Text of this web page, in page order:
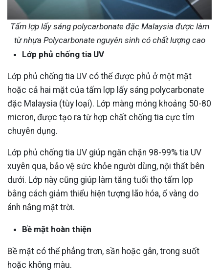
Tấm lợp lấy sáng polycarbonate đặc Malaysia được làm
từ nhựa Polycarbonate nguyên sinh có chất lượng cao
Lớp phủ chống tia UV
Lớp phủ chống tia UV có thể được phủ ở một mặt
hoặc cả hai mặt của tấm lợp lấy sáng polycarbonate
đặc Malaysia (tùy loại). Lớp màng mỏng khoảng 50-80
micron, được tạo ra từ hợp chất chống tia cực tím
chuyên dụng.
Lớp phủ chống tia UV giúp ngăn chặn 98-99% tia UV
xuyên qua, bảo vệ sức khỏe người dùng, nội thất bên
dưới. Lớp này cũng giúp làm tăng tuổi thọ tấm lợp
bằng cách giảm thiểu hiện tượng lão hóa, ố vàng do
ánh nắng mặt trời.
Bề mặt hoàn thiện
Bề mặt có thể phẳng trơn, sần hoặc gân, trong suốt
hoặc không màu.